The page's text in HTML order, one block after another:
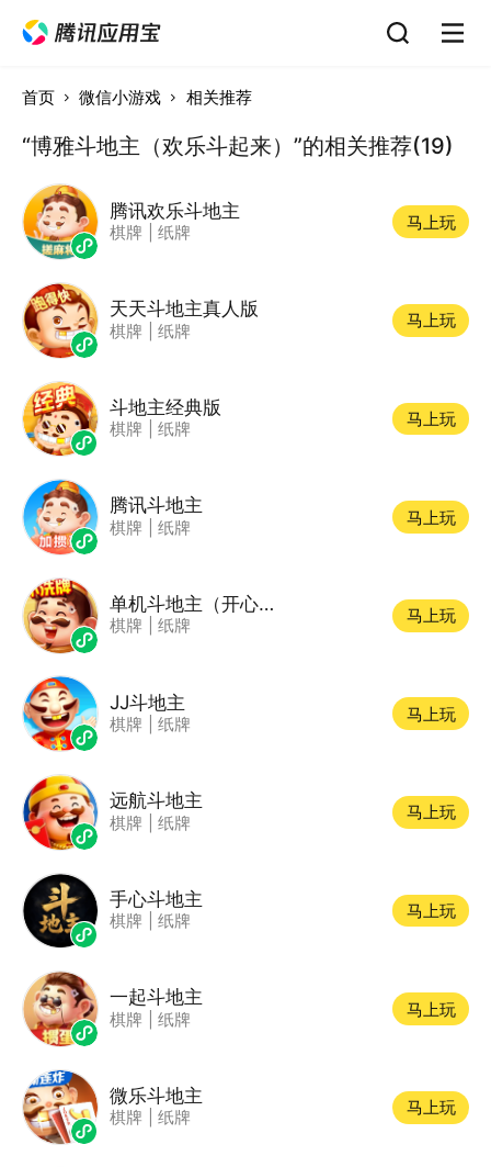
首页 微信小游戏 相关推荐
“博雅斗地主（欢乐斗起来）”的相关推荐(19)
腾讯欢乐斗地主
棋牌 纸牌
马上玩
天天斗地主真人版
棋牌 纸牌
马上玩
斗地主经典版
棋牌 纸牌
马上玩
腾讯斗地主
棋牌 纸牌
马上玩
单机斗地主（开心版）
棋牌 纸牌
马上玩
JJ斗地主
棋牌 纸牌
马上玩
远航斗地主
棋牌 纸牌
马上玩
手心斗地主
棋牌 纸牌
马上玩
一起斗地主
棋牌 纸牌
马上玩
微乐斗地主
棋牌 纸牌
马上玩